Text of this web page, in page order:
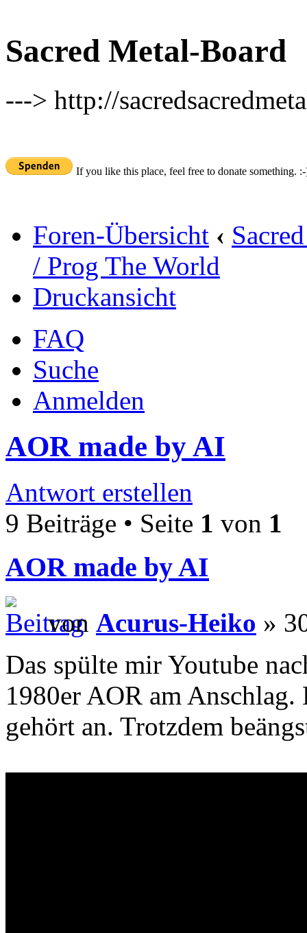
Sacred Metal-Board
---> http://
If you like this place, feel free to donate something.
Foren-Übersicht ‹
/ Prog The World
Druckansicht
FAQ
Suche
Anmelden
AOR made by AI
Antwort erstellen
9 Beiträge • Seite 1 von 1
AOR made by AI
von Acurus-Heiko »
Das spülte mir Youtube
1980er AOR am
gehört an. Trotzdem